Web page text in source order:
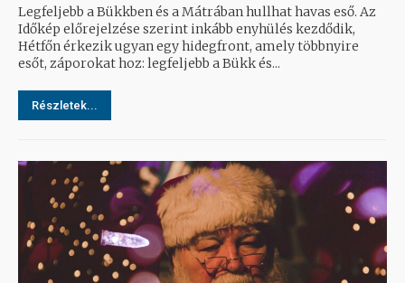
Legfeljebb a Bükkben és a Mátrában hullhat havas eső. Az
Időkép előrejelzése szerint inkább enyhülés kezdődik,
Hétfőn érkezik ugyan egy hidegfront, amely többnyire
esőt, záporokat hoz: legfeljebb a Bükk és...
Részletek...